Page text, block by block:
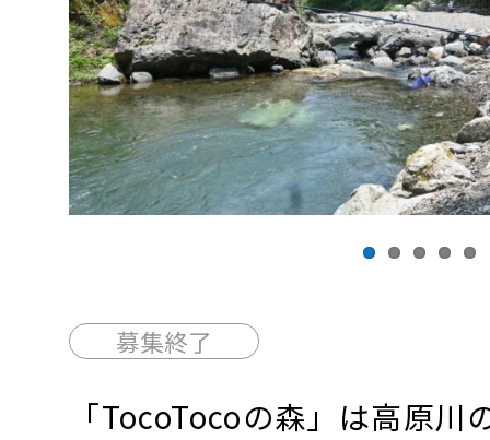
Previous
募集終了
「TocoTocoの森」は高原